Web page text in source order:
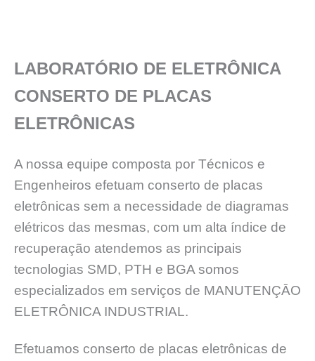
LABORATÓRIO DE ELETRÔNICA
CONSERTO DE PLACAS
ELETRÔNICAS
A nossa equipe composta por Técnicos e
Engenheiros efetuam conserto de placas
eletrônicas sem a necessidade de diagramas
elétricos das mesmas, com um alta índice de
recuperação atendemos as principais
tecnologias SMD, PTH e BGA somos
especializados em serviços de MANUTENÇĀO
ELETRÔNICA INDUSTRIAL.
Efetuamos conserto de placas eletrônicas de